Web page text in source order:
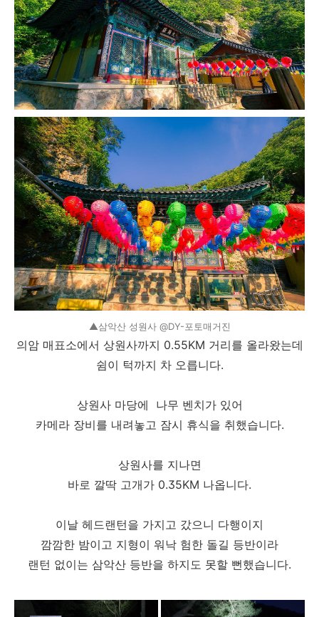
▲삼악산 성원사 @DY-포토매거진
의암 매표소에서 상원사까지 0.55KM 거리를 올라왔는데
쉼이 턱까지 차 오릅니다.
상원사 마당에 나무 벤치가 있어
카메라 장비를 내려놓고 잠시 휴식을 취했습니다.
상원사를 지나면
바로 깔딱 고개가 0.35KM 나옵니다.
이날 헤드랜턴을 가지고 갔으니 다행이지
깜깜한 밤이고 지형이 워낙 험한 돌길 등반이라
랜턴 없이는 삼악산 등반을 하지도 못할 뻔했습니다.